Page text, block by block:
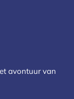
avontuur van